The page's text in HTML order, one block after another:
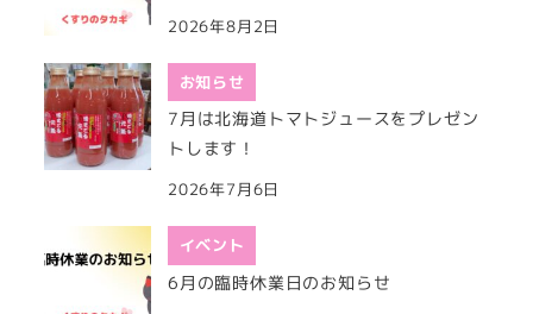
2026年8月2日
お知らせ
7月は北海道トマトジュースをプレゼン
トします！
2026年7月6日
イベント
6月の臨時休業日のお知らせ